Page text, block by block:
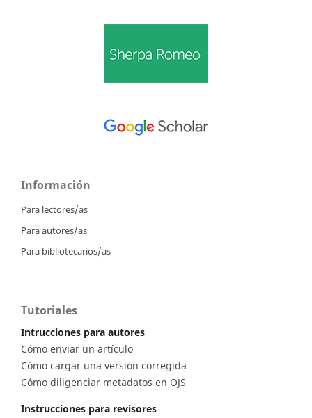
Información
Para lectores/as
Para autores/as
Para bibliotecarios/as
Tutoriales
Intrucciones para autores
Cómo enviar un artículo
Cómo cargar una versión corregida
Cómo diligenciar metadatos en OJS
Instrucciones para revisores